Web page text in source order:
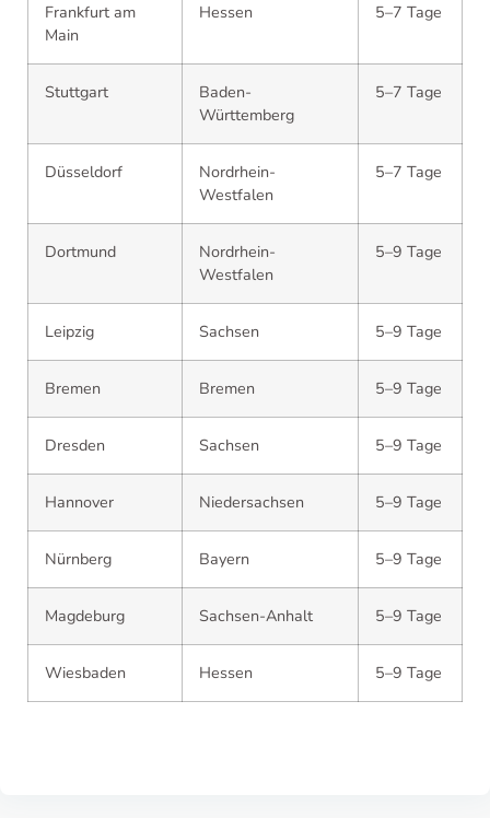
Frankfurt am
Main
Hessen 5–7 Tage
Stuttgart
Baden-
Württemberg
5–7 Tage
Düsseldorf
Nordrhein-
Westfalen
5–7 Tage
Dortmund
Nordrhein-
Westfalen
5–9 Tage
Leipzig Sachsen 5–9 Tage
Bremen Bremen 5–9 Tage
Dresden Sachsen 5–9 Tage
Hannover Niedersachsen 5–9 Tage
Nürnberg Bayern 5–9 Tage
Magdeburg Sachsen-Anhalt 5–9 Tage
Wiesbaden Hessen 5–9 Tage